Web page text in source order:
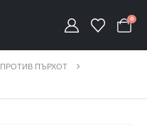
0
ПРОТИВ ПЪРХОТ